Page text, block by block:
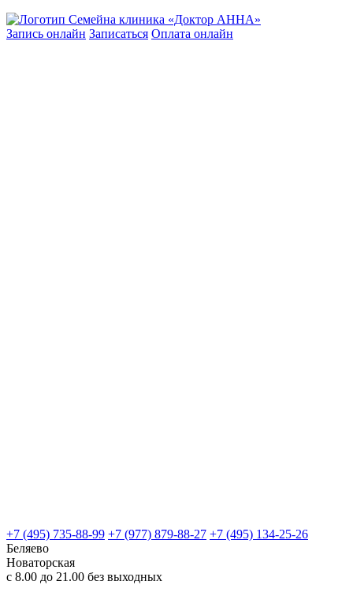
Запись онлайн Записаться Оплата онлайн
+7 (495) 735-88-99 +7 (977) 879-88-27 +7 (495) 134-25-26
Беляево
Новаторская
с 8.00 до 21.00 без выходных